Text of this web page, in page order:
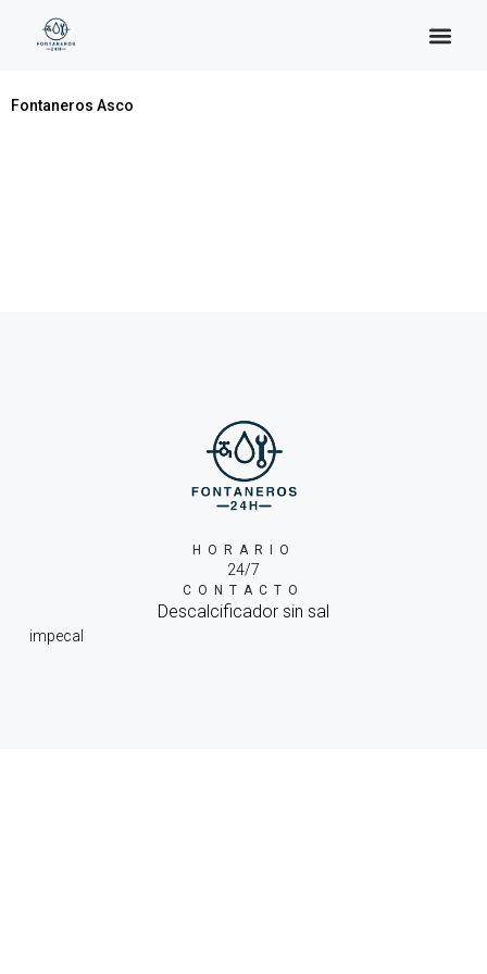
Categoría:
Fontaneros Asco
HORARIO
24/7
CONTACTO
Descalcificador sin sal
impecal